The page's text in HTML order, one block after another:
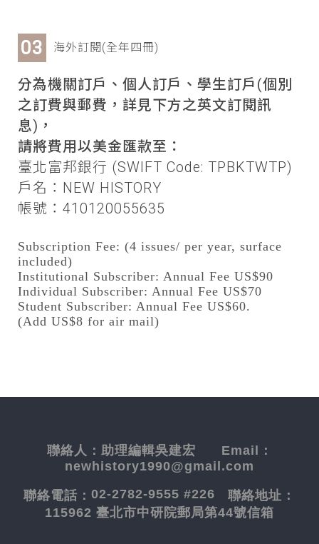
海外訂閱(全年四冊)
分為機關訂戶、個人訂戶、學生訂戶(個別
之訂費與郵費，詳見下方之英文訂閱訊
息)，
請將費用以美金匯款至：
臺北富邦銀行 (SWIFT Code: TPBKTWTP)
戶名：NEW HISTORY
帳號：410120055635
Subscription Fee: (4 issues/ per year, surface
included)
Institutional Subscriber: Annual Fee US$90
Individual Subscriber: Annual Fee US$70
Student Subscriber: Annual Fee US$60.
(Add US$8 for air mail)
聯絡人： 助理編輯吳建宏 Email：
newhistory1990@gmail.com
聯絡電話： 02-2782-9555 #226 聯絡地址：
115962 臺北市中研院郵局第44號信箱